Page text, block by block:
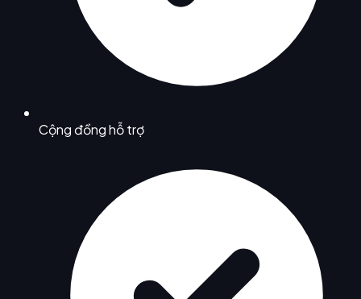
Cộng đồng hỗ trợ